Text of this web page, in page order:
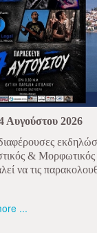
Αυγούστου 2026
&
να τις
...